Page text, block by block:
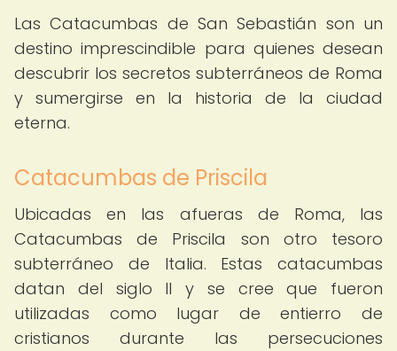
Las Catacumbas de San Sebastián son un
destino imprescindible para quienes desean
descubrir los secretos subterráneos de Roma
y sumergirse en la historia de la ciudad
eterna.
Catacumbas de Priscila
Ubicadas en las afueras de Roma, las
Catacumbas de Priscila son otro tesoro
subterráneo de Italia. Estas catacumbas
datan del siglo II y se cree que fueron
utilizadas como lugar de entierro de
cristianos durante las persecuciones